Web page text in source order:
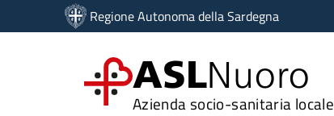
Vai ai contenuti
Vai al menu di navigazione
Regione Autonoma della Sardegna
ASLNuoro
Azienda socio-sanitaria locale